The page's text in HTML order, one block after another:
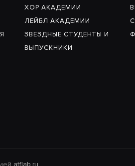
ХОР АКАДЕМИИ
ЛЕЙБЛ АКАДЕМИИ
ЗВЕЗДНЫЕ СТУДЕНТЫ И
ВЫПУСКНИКИ
atflab.ru